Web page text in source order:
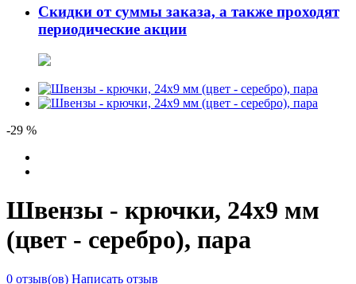
Скидки от суммы заказа, а также проходят
периодические акции
-29 %
Швензы - крючки, 24х9 мм
(цвет - серебро), пара
0 отзыв(ов) Написать отзыв